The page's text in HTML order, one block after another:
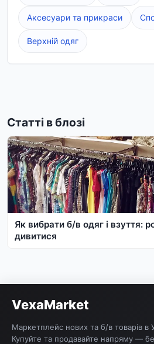
Аксесуари та прикраси
Верхній одяг
Статті в блозі
Як вибрати б/в одяг і взуття:
дивитися
VexaMarket
Маркетплейс нових та б/в товарів в
Купуйте та продавайте напряму —